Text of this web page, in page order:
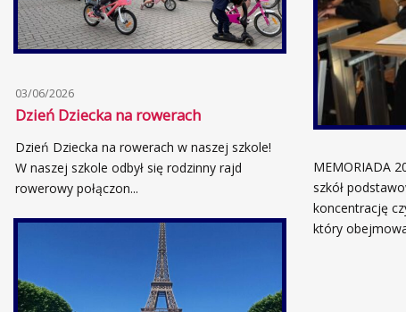
MEMORIADA
szkół
koncentrację
który
03/06/2026
Dzień Dziecka na rowerach
Dzień Dziecka na rowerach w naszej szkole!
W naszej szkole odbył się rodzinny rajd
rowerowy połączon...